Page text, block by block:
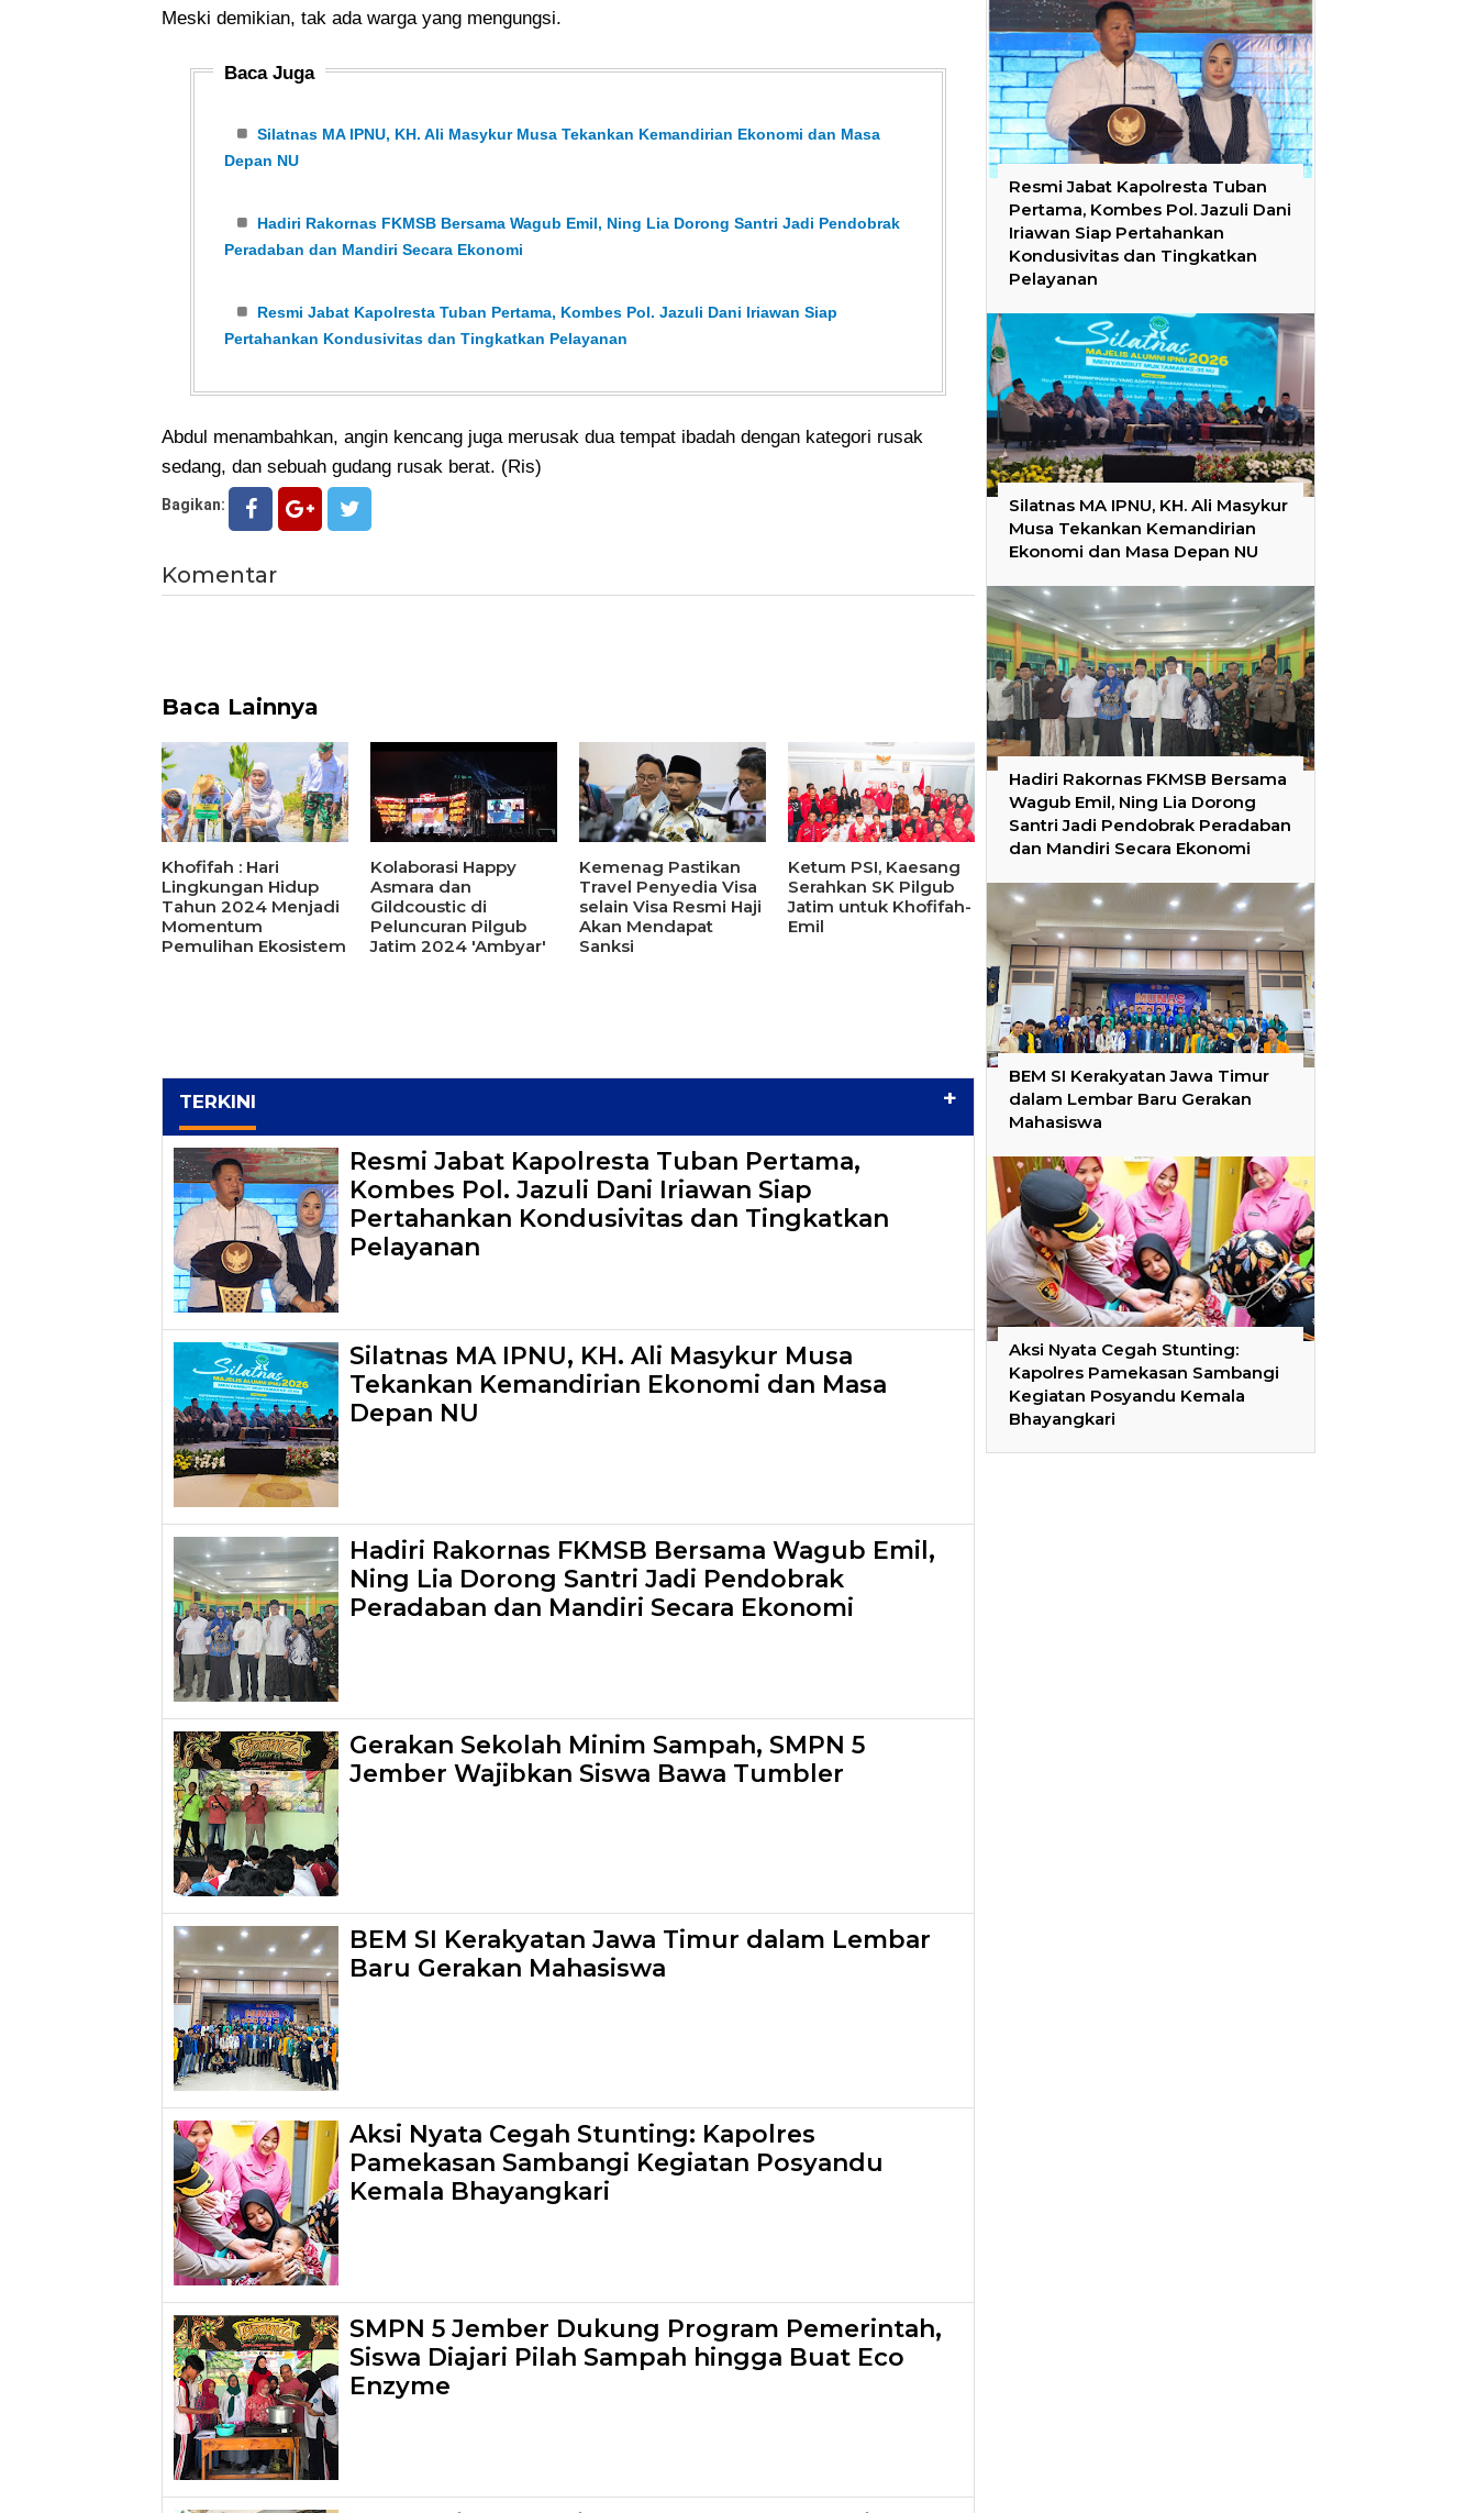
Meski demikian, tak ada warga yang mengungsi.
Baca Juga
Silatnas MA IPNU, KH. Ali Masykur Musa Tekankan Kemandirian Ekonomi dan Masa
Depan NU
Hadiri Rakornas FKMSB Bersama Wagub Emil, Ning Lia Dorong Santri Jadi Pendobrak
Peradaban dan Mandiri Secara Ekonomi
Resmi Jabat Kapolresta Tuban Pertama, Kombes Pol. Jazuli Dani Iriawan Siap
Pertahankan Kondusivitas dan Tingkatkan Pelayanan
Abdul menambahkan, angin kencang juga merusak dua tempat ibadah dengan kategori rusak
sedang, dan sebuah gudang rusak berat. (Ris)
Bagikan:
Komentar
Baca Lainnya
Khofifah : Hari
Lingkungan Hidup
Tahun 2024 Menjadi
Momentum
Pemulihan Ekosistem
Kolaborasi Happy
Asmara dan
Gildcoustic di
Peluncuran Pilgub
Jatim 2024 'Ambyar'
Kemenag Pastikan
Travel Penyedia Visa
selain Visa Resmi Haji
Akan Mendapat
Sanksi
Ketum PSI, Kaesang
Serahkan SK Pilgub
Jatim untuk Khofifah-
Emil
TERKINI +
Resmi Jabat Kapolresta Tuban Pertama,
Kombes Pol. Jazuli Dani Iriawan Siap
Pertahankan Kondusivitas dan Tingkatkan
Pelayanan
Silatnas MA IPNU, KH. Ali Masykur Musa
Tekankan Kemandirian Ekonomi dan Masa
Depan NU
Hadiri Rakornas FKMSB Bersama Wagub Emil,
Ning Lia Dorong Santri Jadi Pendobrak
Peradaban dan Mandiri Secara Ekonomi
Gerakan Sekolah Minim Sampah, SMPN 5
Jember Wajibkan Siswa Bawa Tumbler
BEM SI Kerakyatan Jawa Timur dalam Lembar
Baru Gerakan Mahasiswa
Aksi Nyata Cegah Stunting: Kapolres
Pamekasan Sambangi Kegiatan Posyandu
Kemala Bhayangkari
SMPN 5 Jember Dukung Program Pemerintah,
Siswa Diajari Pilah Sampah hingga Buat Eco
Enzyme
Resmi Jabat Kapolresta Tuban
Pertama, Kombes Pol. Jazuli Dani
Iriawan Siap Pertahankan
Kondusivitas dan Tingkatkan
Pelayanan
Silatnas MA IPNU, KH. Ali Masykur
Musa Tekankan Kemandirian
Ekonomi dan Masa Depan NU
Hadiri Rakornas FKMSB Bersama
Wagub Emil, Ning Lia Dorong
Santri Jadi Pendobrak Peradaban
dan Mandiri Secara Ekonomi
BEM SI Kerakyatan Jawa Timur
dalam Lembar Baru Gerakan
Mahasiswa
Aksi Nyata Cegah Stunting:
Kapolres Pamekasan Sambangi
Kegiatan Posyandu Kemala
Bhayangkari